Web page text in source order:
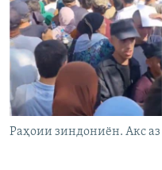
Раҳоии зиндониён. Акс